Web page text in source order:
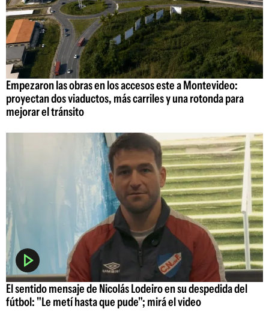
Empezaron las obras en los accesos este a Montevideo:
proyectan dos viaductos, más carriles y una rotonda para
mejorar el tránsito
El sentido mensaje de Nicolás Lodeiro en su despedida del
fútbol: "Le metí hasta que pude"; mirá el video